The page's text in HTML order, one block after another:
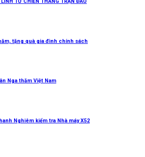
tặng quà gia đình chính sách
Nga thăm Việt Nam
Nghiêm kiểm tra Nhà máy X52